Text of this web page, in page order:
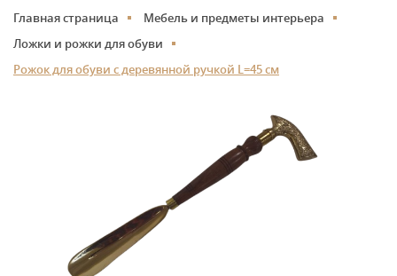
Главная страница
Мебель и предметы интерьера
Ложки и рожки для обуви
Рожок для обуви с деревянной ручкой L=45 см